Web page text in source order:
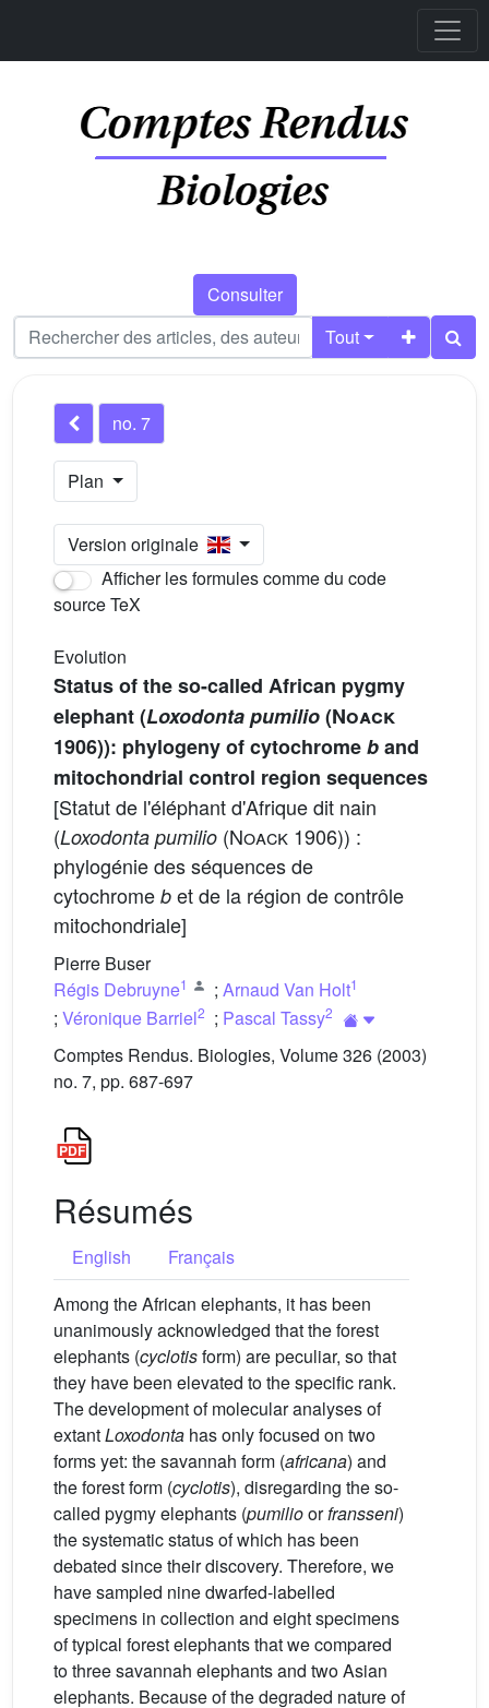
Consulter
Tout
no. 7
Plan
Version originale
Afficher les formules comme du code
source TeX
Evolution
Status of the so-called African pygmy
elephant (Loxodonta pumilio(Noack
1906)): phylogeny of cytochromeband
mitochondrial control region sequences
[Statut de l'éléphant d'Afrique dit nain
(Loxodonta pumilio (Noack 1906)) :
phylogénie des séquences de
cytochrome b et de la région de contrôle
mitochondriale]
Pierre Buser
Régis Debruyne1 ; Arnaud Van Holt1
; Véronique Barriel2 ; Pascal Tassy2
Comptes Rendus. Biologies, Volume 326 (2003)
no. 7, pp. 687-697
Résumés
English
Français
Among the African elephants, it has been
unanimously acknowledged that the forest
elephants (cyclotisform) are peculiar, so that
they have been elevated to the specific rank.
The development of molecular analyses of
extantLoxodonta has only focused on two
forms yet: the savannah form (africana) and
the forest form (cyclotis), disregarding the so-
called pygmy elephants (pumilioorfransseni)
the systematic status of which has been
debated since their discovery. Therefore, we
have sampled nine dwarfed-labelled
specimens in collection and eight specimens
of typical forest elephants that we compared
to three savannah elephants and two Asian
elephants. Because of the degraded nature of